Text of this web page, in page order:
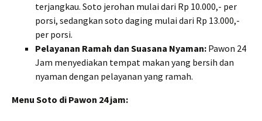
terjangkau. Soto jerohan mulai dari Rp 10.000,- per
porsi, sedangkan soto daging mulai dari Rp 13.000,-
per porsi.
Pelayanan Ramah dan Suasana Nyaman: Pawon 24
Jam menyediakan tempat makan yang bersih dan
nyaman dengan pelayanan yang ramah.
Menu Soto di Pawon 24 jam: